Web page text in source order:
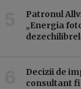
Patronul
„Energia
Decizii de
consultant